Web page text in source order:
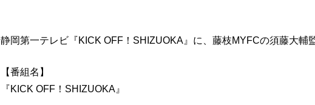
静岡第一テレビ『KICK OFF！SHIZUOKA』に、藤枝MYFCの須藤大輔
【番組名】
『KICK OFF！SHIZUOKA』